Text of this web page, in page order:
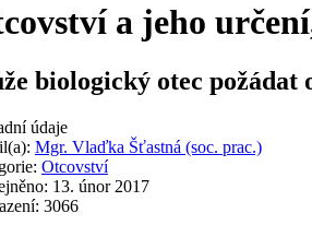
a jeho
biologický otec požádat
údaje
Mgr. Vlaďka Šťastná (soc. prac.)
Otcovství
13. únor 2017
3066